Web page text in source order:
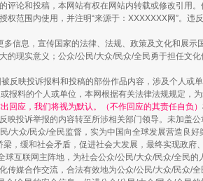
评论和投稿，本网站有权在网站内转载或修改引用
范围内使用，并注明“来源于：XXXXXXX网”。违
信息，宣传国家的法律、法规、政策及文化和展示
现实意义；公众/公民/大众/民众/全民勇于担任文化
反映投诉报料和投稿的部份作品内容，涉及个人或
报料的个人或单位，本网根据有关法律法规规定，
回应，我们将视为默认。（不作回应的其责任自负）
映投诉举报的内容转至所涉相关部门领导。未加盖
/大众/民众/全民监督，实为中国向全球发展营造良好
，缓和社会矛盾，促进社会大发展，最终实现政府
互联网主阵地，为社会公众/公民/大众/民众/全民的
媒合作交流，合法有效地为公众/公民/大众/民众/全